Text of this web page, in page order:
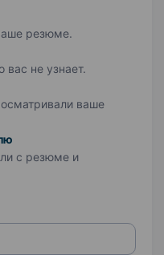
резюме.
вас не узнает.
ваше
с резюме и